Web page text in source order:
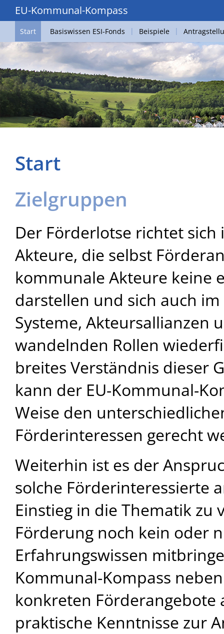
EU-Kommunal-Kompass
Start Basiswissen ESI-Fonds Beispiele
Start
Zielgruppen
Der Förderlotse richtet
Akteure, die selbst
kommunale Akteure keine
darstellen und sich auch
Systeme, Akteursallianzen
wandelnden Rollen
breites Verständnis dieser
kann der EU-Kommunal-
Weise den
Förderinteressen gerecht
Weiterhin ist es der
solche Förderinteressierte
Einstieg in die Thematik zu
Förderung noch kein oder
Erfahrungswissen
Kommunal-Kompass
konkreten Förderangebote
praktische Kenntnisse zur